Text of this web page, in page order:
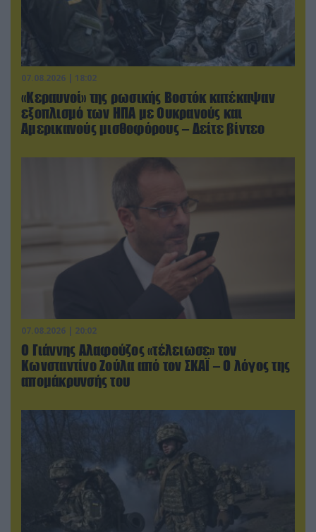
07.08.2026 | 18:02
«Κεραυνοί» της ρωσικής Βοστόκ κατέκαψαν
εξοπλισμό των ΗΠΑ με Ουκρανούς και
Αμερικανούς μισθοφόρους – Δείτε βίντεο
07.08.2026 | 20:02
Ο Γιάννης Αλαφούζος «τέλειωσε» τον
Κωνσταντίνο Ζούλα από τον ΣΚΑΪ – Ο λόγος της
απομάκρυνσής του